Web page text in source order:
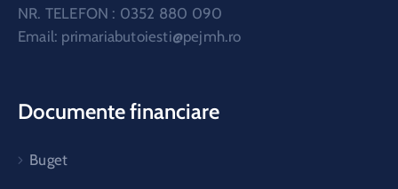
NR. TELEFON : 0352 880 090
Email: primariabutoiesti@pejmh.ro
Documente financiare
Buget